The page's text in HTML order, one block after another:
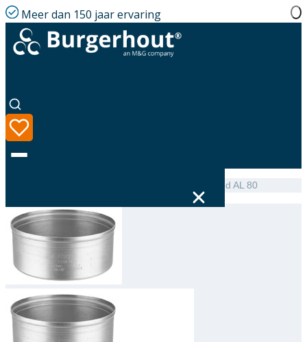
Meer dan 150 jaar ervaring
Taal
Assortiment
Oplossingen
Downloads
NEN 7203 Cover single-walled AL 80